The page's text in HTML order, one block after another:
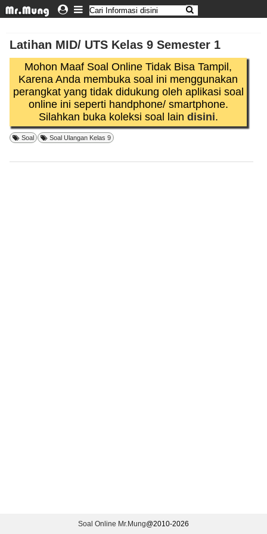
Latihan MID/ UTS Kelas 9 Semester 1
Mohon Maaf Soal Online Tidak Bisa Tampil,
Karena Anda membuka soal ini menggunakan
perangkat yang tidak didukung oleh aplikasi soal
online ini seperti handphone/ smartphone.
Silahkan buka koleksi soal lain disini.
Soal Soal Ulangan Kelas 9
Soal Online Mr.Mung@2010-2026